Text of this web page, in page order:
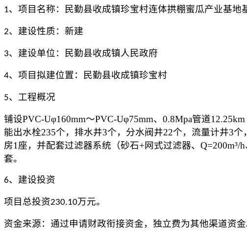
1、 项目名称： 民勤县收成镇珍宝村连体拱棚蜜瓜产业基地
2、 建设性质： 新建
3、 建设单位 ：民勤县收成镇人民政府
4、 项目拟建位置： 民勤县收成镇珍宝村
5、 工程概况
铺设PVC-Uφ160mm～PVC-Uφ75mm、 0.8Mpa管道12.25km
能出水栓235个，排水井3个，分水阀井22个，流量计井3个
房1 座，并配套过滤器系统（砂石+网式过滤器、 Q=200m³/h
套。
6、 建设投资
项目总投资230.10万元。
资金来源：通过申请财政衔接资金，独立费为其他渠道资金